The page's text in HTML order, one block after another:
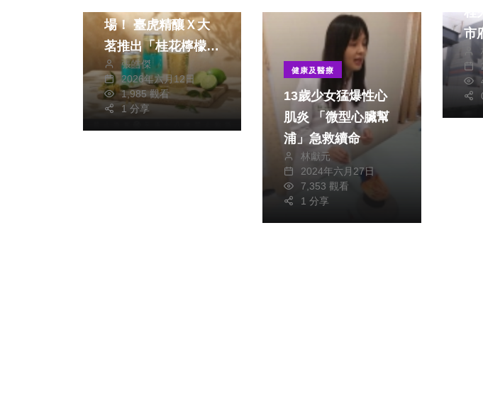
場！ 臺虎精釀Ｘ大
茗推出「桂花檸檬四
季春」調酒 搶攻微
醺商機
張皓傑
2026年六月12日
1,985 觀看
1 分享
健康及醫療
13歲少女猛爆性心
肌炎 「微型心臟幫
浦」急救續命
林獻元
2024年六月27日
7,353 觀看
1 分享
程
市
罰